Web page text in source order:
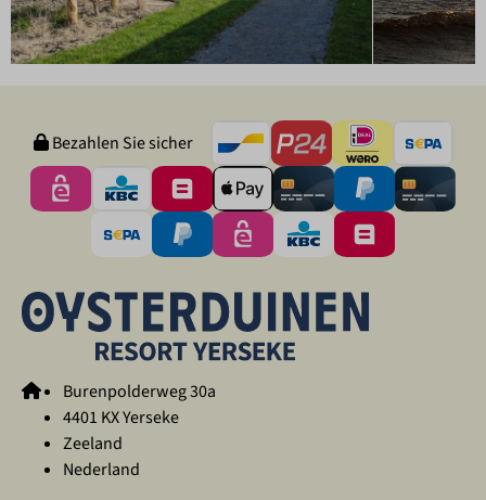
Bezahlen Sie sicher
Burenpolderweg 30a
4401 KX Yerseke
Zeeland
Nederland